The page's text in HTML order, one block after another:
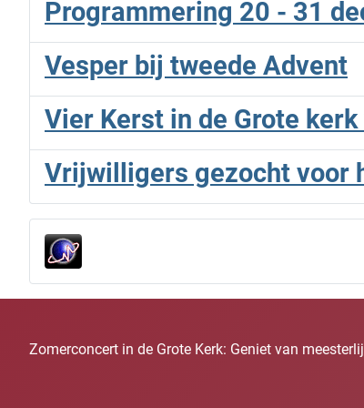
Programmering 20 - 31
Vesper bij tweede Advent
Vier Kerst in de Grote
Vrijwilligers gezocht voor
Zomerconcert in de Grote Kerk: Geniet van